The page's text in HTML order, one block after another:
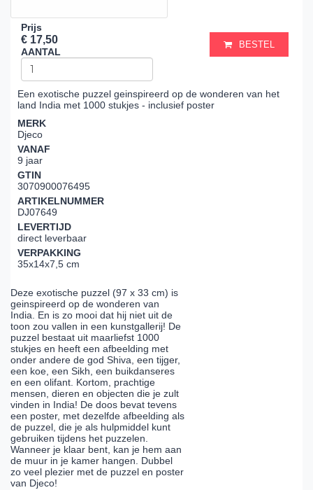
Prijs
€ 17,50
AANTAL
BESTEL
Een exotische puzzel geinspireerd op de wonderen van het
land India met 1000 stukjes - inclusief poster
MERK
Djeco
VANAF
9 jaar
GTIN
3070900076495
ARTIKELNUMMER
DJ07649
LEVERTIJD
direct leverbaar
VERPAKKING
35x14x7,5 cm
Deze exotische puzzel (97 x 33 cm) is
geinspireerd op de wonderen van
India. En is zo mooi dat hij niet uit de
toon zou vallen in een kunstgallerij! De
puzzel bestaat uit maarliefst 1000
stukjes en heeft een afbeelding met
onder andere de god Shiva, een tijger,
een koe, een Sikh, een buikdanseres
en een olifant. Kortom, prachtige
mensen, dieren en objecten die je zult
vinden in India! De doos bevat tevens
een poster, met dezelfde afbeelding als
de puzzel, die je als hulpmiddel kunt
gebruiken tijdens het puzzelen.
Wanneer je klaar bent, kan je hem aan
de muur in je kamer hangen. Dubbel
zo veel plezier met de puzzel en poster
van Djeco!